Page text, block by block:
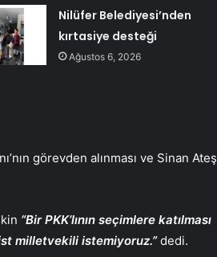
Nilüfer Belediyesi’nden
kırtasiye desteği
Ağustos 6, 2026
görevden alınması ve Sinan Ateş
“Bir PKK’lının seçimlere katılması
milletvekili istemiyoruz.”dedi.